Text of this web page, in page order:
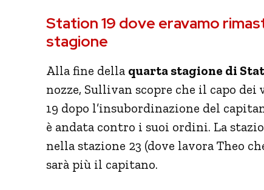
Station 19 dove eravamo
stagione
Alla fine della quarta stagione di
nozze, Sullivan scopre che il capo
19 dopo l’insubordinazione del
è andata contro i suoi ordini. La
nella stazione 23 (dove lavora Theo
sarà più il capitano.